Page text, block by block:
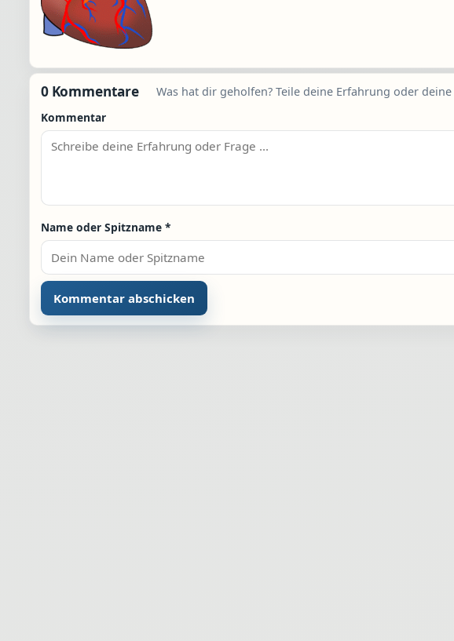
0 Kommentare
Was hat dir geholfen? Teile deine Erfahrung oder deine
Kommentar
Name oder Spitzname *